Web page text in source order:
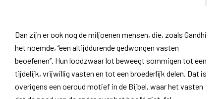
Dan zijn er ook nog de miljoenen mensen, die, zoals Gandhi
het noemde, “een altijddurende gedwongen vasten
beoefenen”. Hun loodzwaar lot beweegt sommigen tot een
tijdelijk, vrijwillig vasten en tot een broederlijk delen. Dat is
overigens een oeroud motief in de Bijbel, waar het vasten